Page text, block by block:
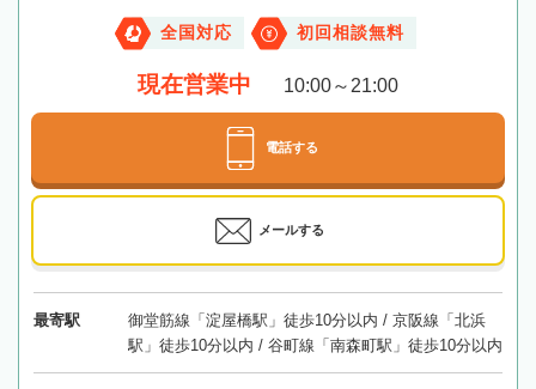
全国対応 初回相談無料
現在営業中 10:00～21:00
電話する
メールする
最寄駅
御堂筋線「淀屋橋駅」徒歩10分以内 / 京阪線「北浜
駅」徒歩10分以内 / 谷町線「南森町駅」徒歩10分以内